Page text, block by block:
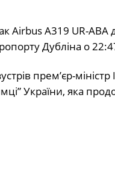
Airbus A319 UR-
Дубліна о
прем’єр-міністр
України, яка